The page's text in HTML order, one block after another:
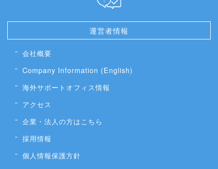
運営者情報
会社概要
Company Information (English)
海外サポートオフィス情報
アクセス
企業・法人の方はこちら
採用情報
個人情報保護方針